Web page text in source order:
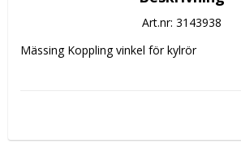
Art.nr: 3143938
Mässing Koppling vinkel för kylrör